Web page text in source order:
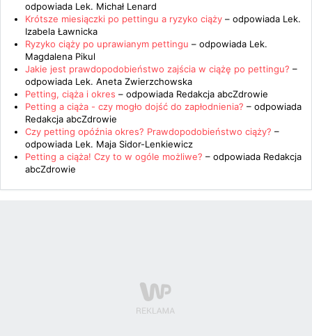
odpowiada Lek. Michał Lenard
Krótsze miesiączki po pettingu a ryzyko ciąży – odpowiada Lek.
Izabela Ławnicka
Ryzyko ciąży po uprawianym pettingu – odpowiada Lek.
Magdalena Pikul
Jakie jest prawdopodobieństwo zajścia w ciążę po pettingu? –
odpowiada Lek. Aneta Zwierzchowska
Petting, ciąża i okres – odpowiada Redakcja abcZdrowie
Petting a ciąża - czy mogło dojść do zapłodnienia? – odpowiada
Redakcja abcZdrowie
Czy petting opóźnia okres? Prawdopodobieństwo ciąży? –
odpowiada Lek. Maja Sidor-Lenkiewicz
Petting a ciąża! Czy to w ogóle możliwe? – odpowiada Redakcja
abcZdrowie